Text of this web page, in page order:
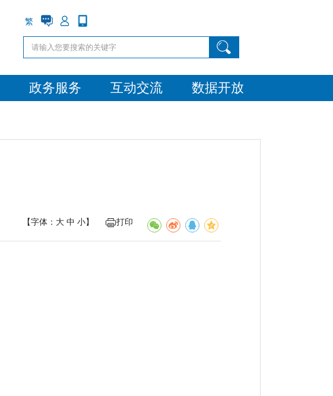
繁
政务服务 互动交流 数据开放
【字体： 大 中 小】 打印